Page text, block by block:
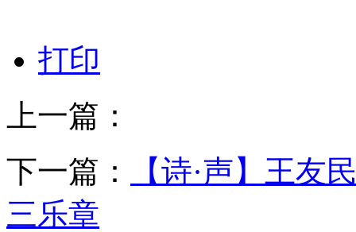
打印
上一篇：
下一篇：
【诗·声】王友
三乐章